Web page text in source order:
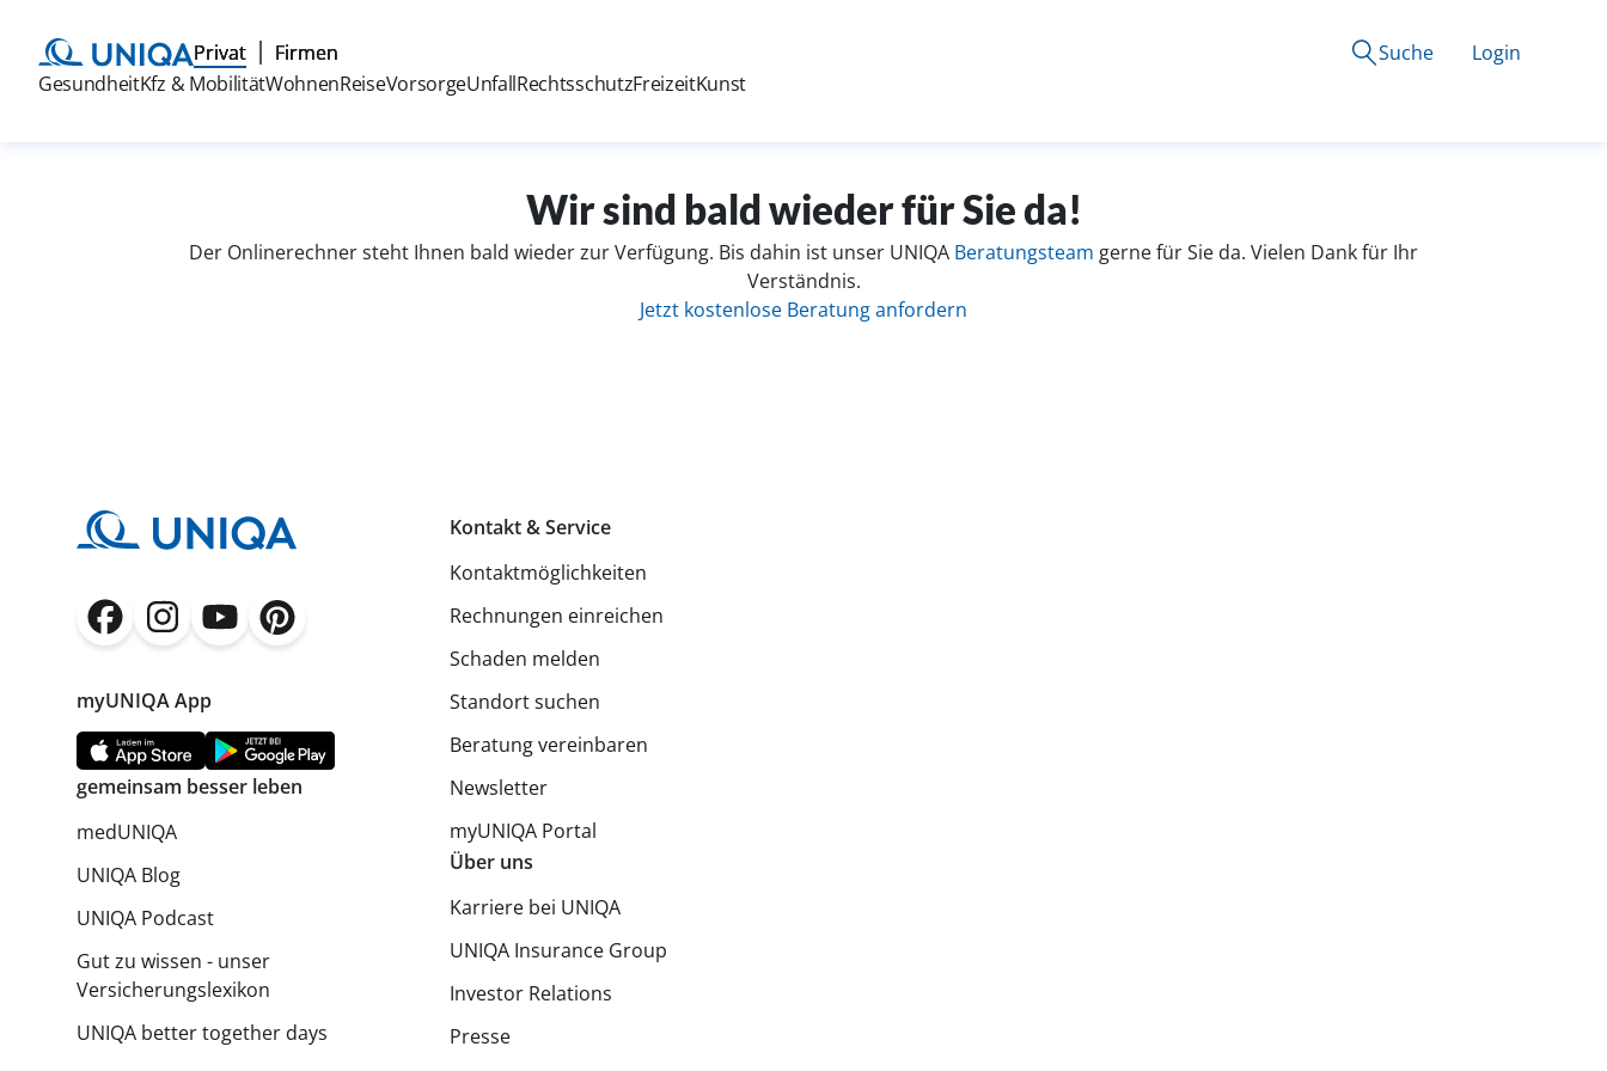
Privat Firmen Suche
Login
GesundheitKfz & MobilitätWohnenReiseVorsorgeUnfallRechtsschutzFreizeitKunst
Wir sind bald wieder für Sie da!
Der Onlinerechner steht Ihnen bald wieder zur Verfügung. Bis dahin ist unser UNIQA Beratungsteam gerne für Sie da. Vielen Dank für Ihr
Verständnis.
Jetzt kostenlose Beratung anfordern
myUNIQA App
gemeinsam besser leben
medUNIQA
UNIQA Blog
UNIQA Podcast
Gut zu wissen - unser
Versicherungslexikon
UNIQA better together days
Kontakt & Service
Kontaktmöglichkeiten
Rechnungen einreichen
Schaden melden
Standort suchen
Beratung vereinbaren
Newsletter
myUNIQA Portal
Über uns
Karriere bei UNIQA
UNIQA Insurance Group
Investor Relations
Presse